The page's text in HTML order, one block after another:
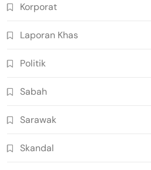
Korporat
Laporan Khas
Politik
Sabah
Sarawak
Skandal